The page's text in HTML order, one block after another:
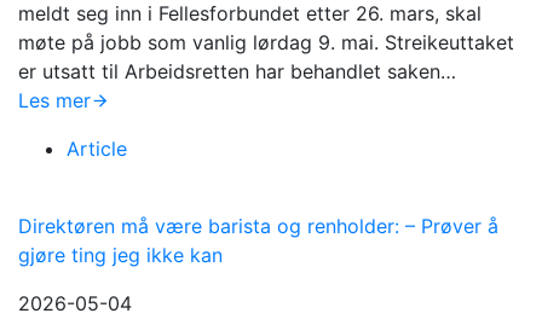
meldt seg inn i Fellesforbundet etter 26. mars, skal
møte på jobb som vanlig lørdag 9. mai. Streikeuttaket
er utsatt til Arbeidsretten har behandlet saken…
Les mer
Article
Direktøren må være barista og renholder: – Prøver å
gjøre ting jeg ikke kan
2026-05-04